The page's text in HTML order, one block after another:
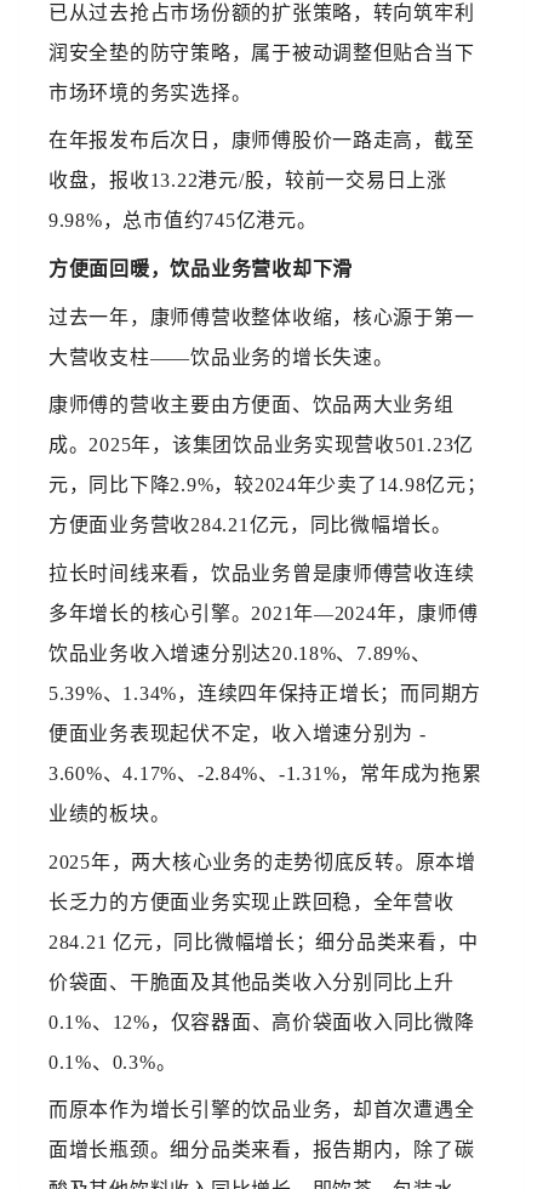
已从过去抢占市场份额的扩张策略，转向筑牢利
润安全垫的防守策略，属于被动调整但贴合当下
市场环境的务实选择。
在年报发布后次日，康师傅股价一路走高，截至
收盘，报收13.22港元/股，较前一交易日上涨
9.98%，总市值约745亿港元。
方便面回暖，饮品业务营收却下滑
过去一年，康师傅营收整体收缩，核心源于第一
大营收支柱——饮品业务的增长失速。
康师傅的营收主要由方便面、饮品两大业务组
成。2025年，该集团饮品业务实现营收501.23亿
元，同比下降2.9%，较2024年少卖了14.98亿元；
方便面业务营收284.21亿元，同比微幅增长。
拉长时间线来看，饮品业务曾是康师傅营收连续
多年增长的核心引擎。2021年—2024年，康师傅
饮品业务收入增速分别达20.18%、7.89%、
5.39%、1.34%，连续四年保持正增长；而同期方
便面业务表现起伏不定，收入增速分别为 -
3.60%、4.17%、-2.84%、-1.31%，常年成为拖累
业绩的板块。
2025年，两大核心业务的走势彻底反转。原本增
长乏力的方便面业务实现止跌回稳，全年营收
284.21 亿元，同比微幅增长；细分品类来看，中
价袋面、干脆面及其他品类收入分别同比上升
0.1%、12%，仅容器面、高价袋面收入同比微降
0.1%、0.3%。
而原本作为增长引擎的饮品业务，却首次遭遇全
面增长瓶颈。细分品类来看，报告期内，除了碳